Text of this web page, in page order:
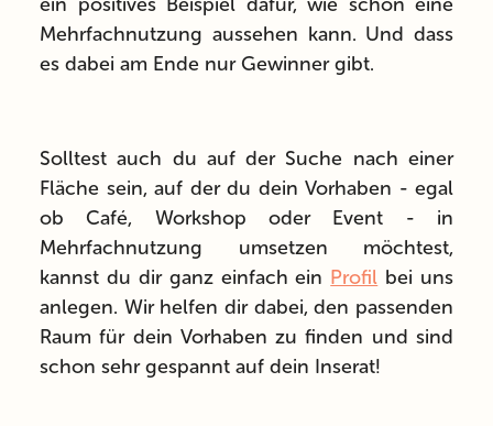
Mehrfachnutzung aussehen kann. Und dass
es dabei am Ende nur Gewinner gibt.
Solltest auch du auf der Suche nach einer
Fläche sein, auf der du dein Vorhaben - egal
ob Café, Workshop oder Event - in
Mehrfachnutzung umsetzen möchtest,
kannst du dir ganz einfach ein Profil bei uns
anlegen. Wir helfen dir dabei, den passenden
Raum für dein Vorhaben zu finden und sind
schon sehr gespannt auf dein Inserat!